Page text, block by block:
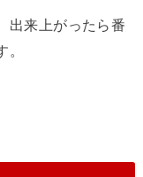
出来上がったら番